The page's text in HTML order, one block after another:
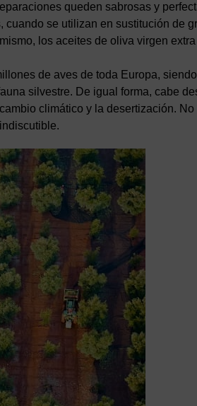
queden sabrosas y
se utilizan en sustitución de
los aceites de oliva virgen
de aves de toda Europa,
silvestre. De igual forma, cabe
climático y la desertización. No